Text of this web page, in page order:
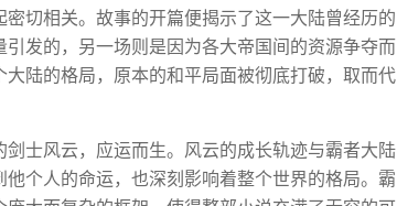
切相关。故事的开篇便揭示了这一大陆曾经历的
发的，另一场则是因为各大帝国间的资源争夺而
陆的格局，原本的和平局面被彻底打破，取而代
士风云，应运而生。风云的成长轨迹与霸者大陆
个人的命运，也深刻影响着整个世界的格局。霸